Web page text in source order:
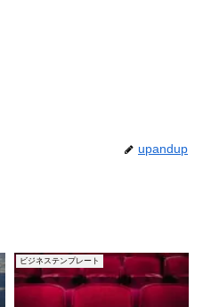
upandup
ビジネステンプレート